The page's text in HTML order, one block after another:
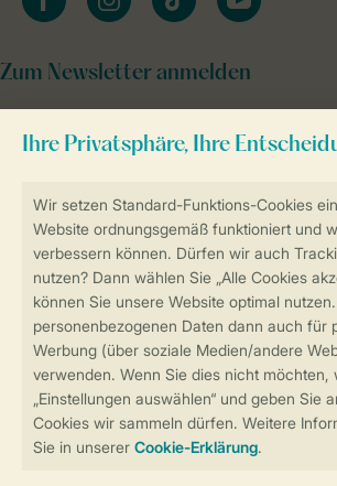
Sicherstellung Deiner
Sicher und schnell zur Online-
Sichere Datenübertragung
Sicheres Bezahlen
Zum Newsletter anmelden